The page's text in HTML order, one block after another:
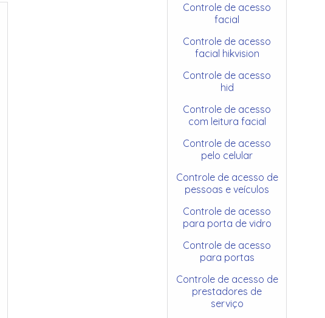
Controle de acesso
facial
Controle de acesso
facial hikvision
Controle de acesso
hid
Controle de acesso
com leitura facial
Controle de acesso
pelo celular
Controle de acesso de
pessoas e veículos
Controle de acesso
para porta de vidro
Controle de acesso
para portas
Controle de acesso de
prestadores de
serviço